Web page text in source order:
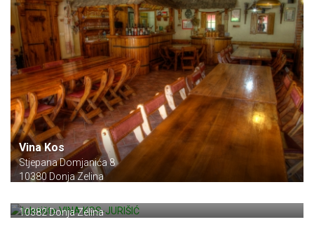
Vina Kos
Stjepana Domjanića 8
10380 Donja Zelina
Izletište VINA KOS-JURIŠIĆ
10382 Donja Zelina